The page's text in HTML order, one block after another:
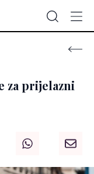
za prijelazni